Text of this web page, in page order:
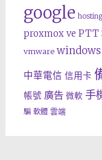
google hosting
proxmox ve PTT
vmware windows
中華電信 信用卡
帳號 廣告 微軟 手
騙 軟體 雲端